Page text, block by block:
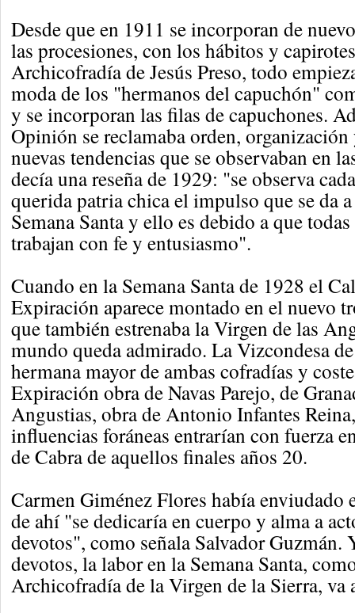
Desde que en 1911 se incorporan de
las procesiones, con los hábitos y
Archicofradía de Jesús Preso, todo
moda de los "hermanos del capuchón"
y se incorporan las filas de capuchones.
Opinión se reclamaba orden, organización
nuevas tendencias que se observaban en
decía una reseña de 1929: "se observa
querida patria chica el impulso que se da
Semana Santa y ello es debido a que
trabajan con fe y entusiasmo".
Cuando en la Semana Santa de 1928 el
Expiración aparece montado en el nuevo
que también estrenaba la Virgen de las
mundo queda admirado. La Vizcondesa
hermana mayor de ambas cofradías y
Expiración obra de Navas Parejo, de
Angustias, obra de Antonio Infantes
influencias foráneas entrarían con fuerza
de Cabra de aquellos finales años 20.
Carmen Giménez Flores había enviudado
de ahí "se dedicaría en cuerpo y alma a
devotos", como señala Salvador Guzmán.
devotos, la labor en la Semana Santa,
Archicofradía de la Virgen de la Sierra, va